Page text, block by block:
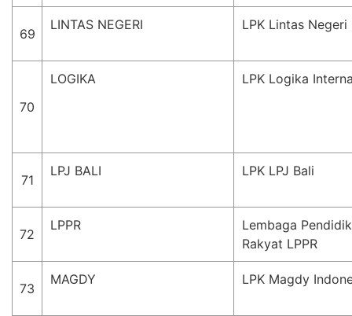
69
LINTAS NEGERI LPK Lintas Negeri
70
LOGIKA LPK Logika
71
LPJ BALI LPK LPJ Bali
72
LPPR
Lembaga
Rakyat LPPR
73
MAGDY LPK Magdy